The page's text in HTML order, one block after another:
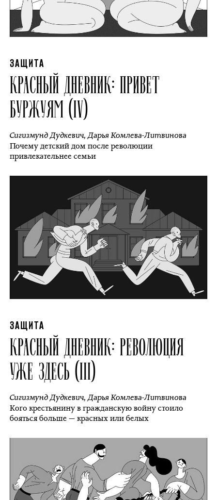
ЗАЩИТА
КРАСНЫЙ ДНЕВНИК: ПРИВЕТ
БУРЖУЯМ (IV)
Сигизмунд Дудкевич,Дарья Комлева-Литвинова
Почему детский дом после революции
привлекательнее семьи
ЗАЩИТА
КРАСНЫЙ ДНЕВНИК: РЕВОЛЮЦИЯ
УЖЕ ЗДЕСЬ (III)
Сигизмунд Дудкевич,Дарья Комлева-Литвинова
Кого крестьянину в гражданскую войну стоило
бояться больше — красных или белых